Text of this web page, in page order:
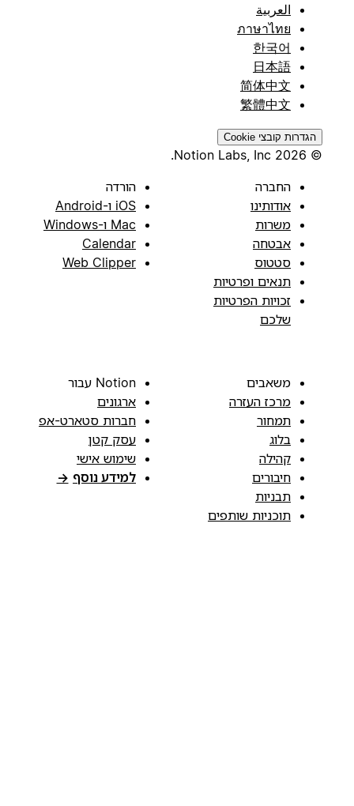
العربية
ภาษาไทย
한국어
日本語
简体中文
繁體中文
הגדרות קובצי Cookie
החברה
אודותינו
משרות
אבטחה
סטטוס
תנאים ופרטיות
זכויות הפרטיות
שלכם
הורדה
iOS ו-Android
Mac ו-Windows
Calendar
Web Clipper
משאבים
מרכז העזרה
תמחור
בלוג
קהילה
חיבורים
תבניות
תוכניות שותפים
Notion עבור
ארגונים
חברות סטארט-אפ
עסק קטן
שימוש אישי
למידע נוסף →